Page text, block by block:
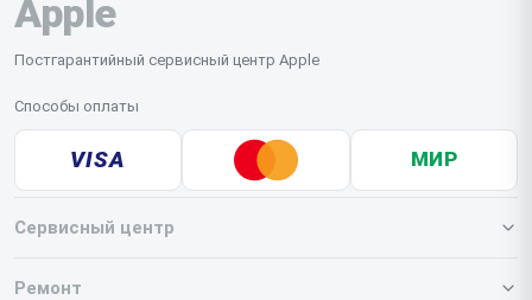
Apple
Постгарантийный сервисный центр Apple
Способы оплаты
VISA МИР
Сервисный центр
О нашем сервисе
Ремонт